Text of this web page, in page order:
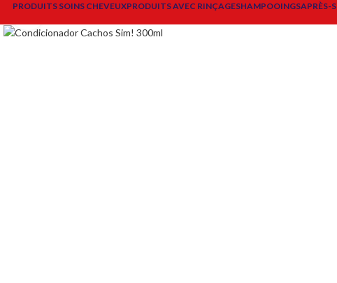
PRODUITS SOINS CHEVEUXPRODUITS AVEC RINÇAGESHAMPOOINGSAPRÈS-
Click to enlarge